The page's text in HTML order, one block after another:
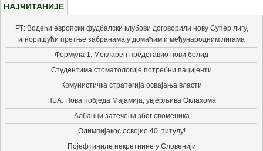
НАЈЧИТАНИЈЕ
РТ: Водећи европски фудбалски клубови договорили нову Супер лигу,
игноришући претње забранама у домаћим и међународним лигама
Формула 1: Мекларен представио нови болид
Студентима стоматологије потребни пацијенти
Комунистичка стратегија освајања власти
НБА: Нова побједа Мајамија, увјерљива Оклахома
Албанци затечени због споменика
Олимпијакос освојио 40. титулу!
Појефтиниле некретнине у Словенији